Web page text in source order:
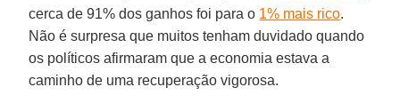
cerca de 91% dos ganhos foi para o 1% mais rico.
Não é surpresa que muitos tenham duvidado quando
os políticos afirmaram que a economia estava a
caminho de uma recuperação vigorosa.